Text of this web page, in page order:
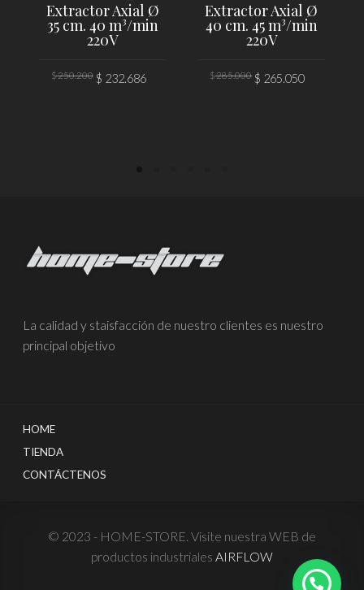
Extractor Axial Ø
35 cm. 40 m³/min
220V
$250.200 El
precio
$ 232.686
Extractor Axial Ø
40 cm. 45 m³/min
220V
$285.000 El
precio
$ 265.050
La calidad y staisfacción de nuestro clientes es nuestro
principal objetivo
HOME
TIENDA
CONTÁCTENOS
© 2023 - HOME-STORE. Visite nuestra WEB de
productos industriales AIRFLOW